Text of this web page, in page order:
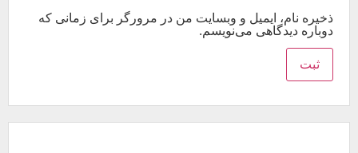
ذخیره نام، ایمیل و وبسایت من در مرورگر برای زمانی که
دوباره دیدگاهی می‌نویسم.